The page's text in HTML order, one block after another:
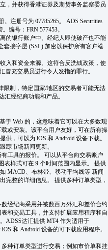
，并获得香港证券及期货事务监察委员
。注册号为 07785265。 ADS Securities
编号：FRN 577453。
的银行账户中。经纪人即使破产也不能
套接字层 (SSL) 加密以保护所有客户端
入和资金来源。这符合反洗钱政策，使
冒充交易员进行令人发指的罪行。
限制，特定国家/地区的交易者可能无法
汇经纪商功能和产品。
于 Web 的，这意味着它可以在大多数现
或安装。该平台用户友好，可在所有操
，可以为 iOS 和 Android 设备下载。
踪市场新闻更新。
工具的报价。 可以从平台向交易账户
表样式可在 9 个时间范围内显示。 提供
MACD、布林带、移动平均线等 新闻
完整的详细信息。 提供多种订单类型，
经纪商采用并被数百万外汇和差价合约
和交易工具，并支持扩展应用程序和自
ADSS达汇提供 MT4 作为适用于
和 Android 设备的可下载应用程序。
种订单类型进行交易；例如市价单和挂